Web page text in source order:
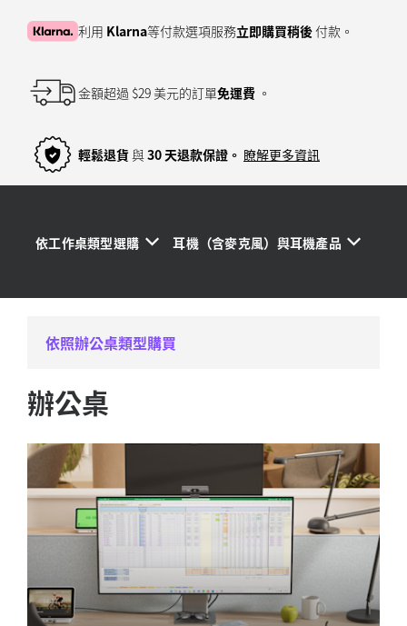
利用 Klarna等付款選項服務立即購買稍後付款。
金額超過 $29 美元的訂單免運費 。
輕鬆退貨與30 天退款保證。 瞭解更多資訊
依工作桌類型選購 耳機（含麥克風）與耳機產品
依照辦公桌類型購買
辦公桌